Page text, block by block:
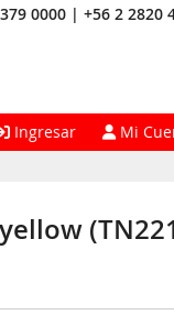
0000 | +56 2 2820
Ingresar Mi